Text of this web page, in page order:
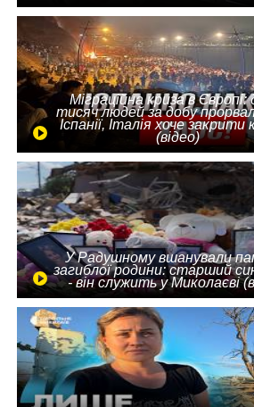
Міграційна криза в Європі:
тисяч людей за добу
Іспанії, Італія хоче закрити
(відео)
У Радушному вшанували
загиблої родини: старший
- він служить у Миколаєві